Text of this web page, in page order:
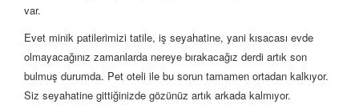
var.
Evet minik patilerimizi tatile, iş seyahatine, yani kısacası evde
olmayacağınız zamanlarda nereye bırakacağız derdi artık son
bulmuş durumda. Pet oteli ile bu sorun tamamen ortadan kalkıyor.
Siz seyahatine gittiğinizde gözünüz artık arkada kalmıyor.